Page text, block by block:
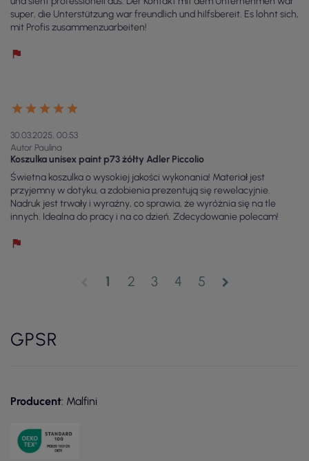
super, die Unterstützung war freundlich und hilfsbereit. Es lohnt sich,
mit Profis zusammenzuarbeiten!
30.03.2025, 00:53
Autor Paulina
Koszulka unisex paint p73 żółty Adler Piccolio
Świetna koszulka o wysokiej jakości wykonania! Materiał jest
przyjemny w dotyku, a zdobienia prezentują się rewelacyjnie.
Nadruk jest trwały i wyraźny, co sprawia, że wyróżnia się na tle
innych. Idealna do pracy i na co dzień. Zdecydowanie polecam!
1 2 3 4 5 chevron_right
GPSR
Producent: Malfini